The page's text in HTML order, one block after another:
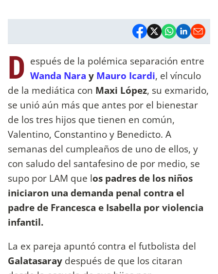
D espués de la polémica separación entre
Wanda Nara y Mauro Icardi, el vínculo
de la mediática con Maxi López, su exmarido,
se unió aún más que antes por el bienestar
de los tres hijos que tienen en común,
Valentino, Constantino y Benedicto. A
semanas del cumpleaños de uno de ellos, y
con saludo del santafesino de por medio, se
supo por LAM que los padres de los niños
iniciaron una demanda penal contra el
padre de Francesca e Isabella por violencia
infantil.
La ex pareja apuntó contra el futbolista del
Galatasaray después de que los citaran